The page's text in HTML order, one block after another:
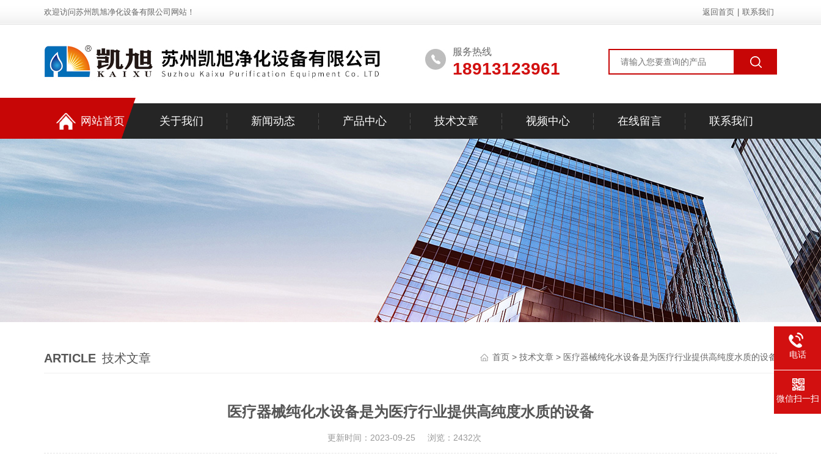
欢迎访问苏州凯旭净化设备有限公司网站！ 返回首页 联系我们
服务热线
18913123961
网站首页 关于我们 新闻动态 产品中心 技术文章 视频中心 在线留言 联系我们
ARTICLE 技术文章 首页 > 技术文章 > 医疗器械纯化水设备是为医疗行业提供高纯度水质的设备
医疗器械纯化水设备是为医疗行业提供高纯度水质的设备
更新时间：2023-09-25 浏览：2432次
电话
微信扫一扫